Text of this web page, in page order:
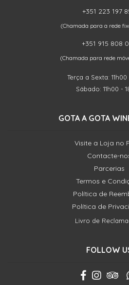
+351 223 197
(Chamada para a rede
+351 915 808
(Chamada para rede
Terça a Sexta: 11h00
Sábado: 11h00 -
GOTA A GOTA
Visite a Loja no
Contacte-
Parcerias
Termos e
Política de
Política de
Livro de
FOLLOW